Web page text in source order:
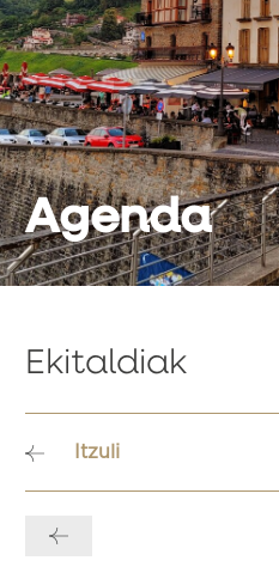
Agenda
Ekitaldiak
Itzuli
zehar